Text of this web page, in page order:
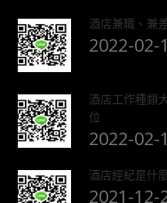
酒店兼職、兼
2022-02-
酒店工作種類
位
2022-02-
酒店經紀是什
2021-12-